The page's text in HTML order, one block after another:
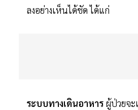
ลงอย่างเห็นได้ชัด ได้แก่
ระบบทางเดินอาหาร ผู้ป่วยจะ